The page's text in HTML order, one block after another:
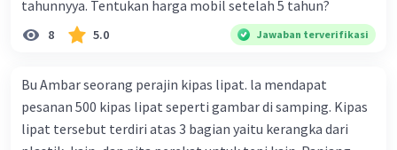
tahunnyya. Tentukan harga mobil setelah 5 tahun?
8 5.0 Jawaban terverifikasi
Bu Ambar seorang perajin kipas lipat. la mendapat
pesanan 500 kipas lipat seperti gambar di samping. Kipas
lipat tersebut terdiri atas 3 bagian yaitu kerangka dari